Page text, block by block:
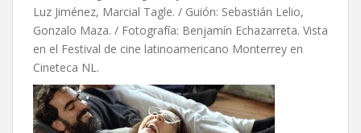
Luz Jiménez, Marcial Tagle. / Guión: Sebastián Lelio,
Gonzalo Maza. / Fotografía: Benjamín Echazarreta. Vista
en el Festival de cine latinoamericano Monterrey en
Cineteca NL.